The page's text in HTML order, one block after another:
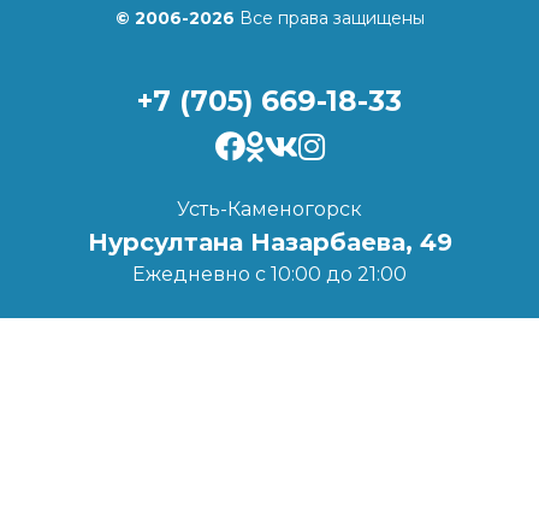
© 2006-2026 Все права защищены
+7 (705) 669-18-33
Усть-Каменогорск
Нурсултана Назарбаева, 49
Ежедневно с 10:00 до 21:00